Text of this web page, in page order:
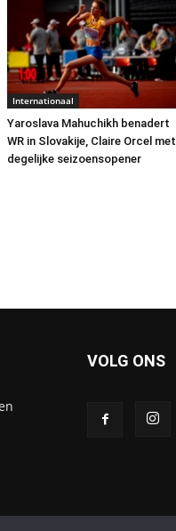
Internationaal
Yaroslava Mahuchikh benadert
WR in Slovakije, Claire Orcel met
degelijke seizoensopener
VOLG ONS